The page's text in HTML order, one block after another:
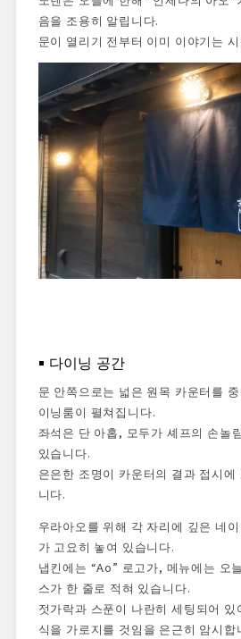
음을 조용히 알립니다.
문이 열리기 전부터 이미 이야기는
다이닝 공간
문 안쪽으로는 넓은 원목 카운터를
이닝룸이 펼쳐집니다.
좌석은 단 아홉, 모두가 셰프의 손놀
있습니다.
은은한 조명이 카운터의 결과 접시
니다.
우라아오를 위해 각 자리에 깊은 네
가 고요히 놓여 있습니다.
냅킨에는 “Ao” 로고가, 메뉴에는 오
스가 한 줄로 적혀 있습니다.
젓가락과 스푼이 나란히 세팅되어
식을 가로지를 것임을 은근히 암시합